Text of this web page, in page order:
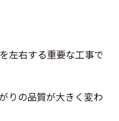
左右する重要な工事で
りの品質が大きく変わ